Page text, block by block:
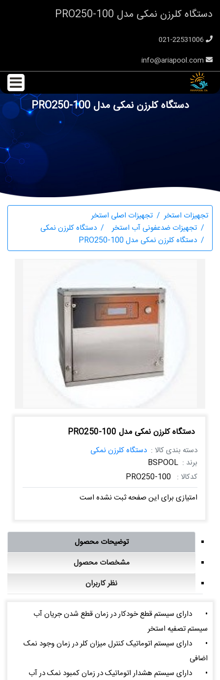
دستگاه کلرزن نمکی مدل PRO250-100
دستگاه کلرزن نمکی مدل PRO250-100
تجهیزات استخر
تجهیزات اصلی استخر
تجهیزات ضدعفونی آب استخر
دستگاه کلرزن نمکی
دستگاه کلرزن نمکی مدل PRO250-100
دستگاه کلرزن نمکی مدل PRO250-100
دسته بندی کالا : دستگاه کلرزن نمکی
برند : BSPOOL
کدکالا : PRO250-100
امتیازی برای این صفحه ثبت نشده است
توضیحات محصول
مشخصات محصول
نظر کاربران
•
دارای سیستم قطع خودکار در زمان قطع شدن جریان آب
سیستم تصفیه استخر
•
دارای سیستم اتوماتیک کنترل میزان کلر در زمان وجود نمک
اضافی
•
دارای سیستم هشدار اتوماتیک در زمان کمبود نمک در آب